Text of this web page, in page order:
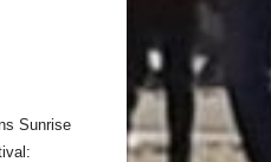
Sunrise